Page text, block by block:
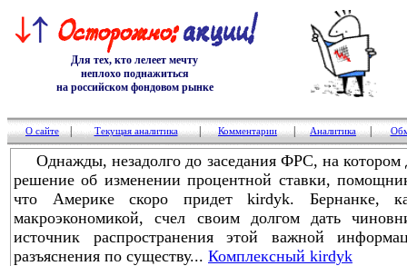
Для тех, кто лелеет мечту
неплохо поднажиться
на российском фондовом рынке
О сайте Текущая аналитика Комментарии Аналитика
Однажды, незадолго до заседания ФРС, на котором
решение об изменении процентной ставки,
что Америке скоро придет kirdyk. Бернанке,
макроэкономикой, счел своим долгом дать
источник распространения этой важной
разъяснения по существу... Комплексный kirdyk